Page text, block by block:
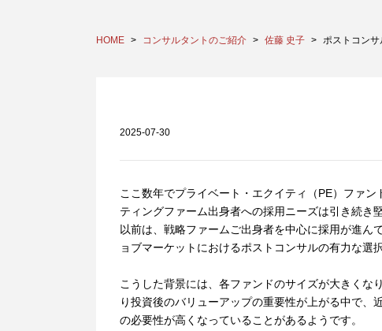
HOME コンサルタントのご紹介 佐藤 史子 ポストコン
2025-07-30
ここ数年でプライベート・エクイティ（PE）ファ
ティングファーム出身者への採用ニーズは引き続き堅
以前は、戦略ファームご出身者を中心に採用が進ん
ョブマーケットにおけるポストコンサルの有力な選
こうした背景には、各ファンドのサイズが大きく
り投資後のバリューアップの重要性が上がる中で、
の必要性が高くなっていることがあるようです。